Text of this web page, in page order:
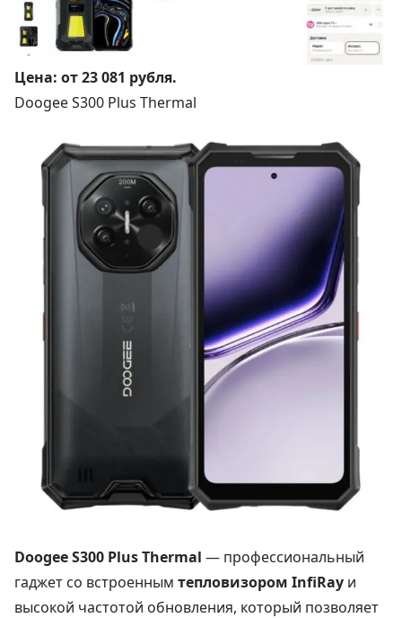
Цена: от 23 081 рубля.
Doogee S300 Plus Thermal
Doogee S300 Plus Thermal — профессиональный
гаджет со встроенным тепловизором InfiRay и
высокой частотой обновления, который позволяет